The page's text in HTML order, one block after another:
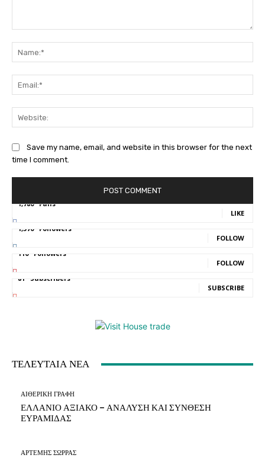
Save my name, email, and website in this browser for the next
time I comment.
1,780 Fans
LIKE
1,570
Followers
FOLLOW
110
Followers
FOLLOW
81
Subscribers
SUBSCRIBE
ΤΕΛΕΥΤΑΙΑ ΝΕΑ
ΑΙΘΕΡΙΚΗ ΓΡΑΦΗ
ΕΛΛΑΝΙΟ ΑΞΙΑΚΟ – ΑΝΑΛΥΣΗ ΚΑΙ ΣΥΝΘΕΣΗ
ΕΥΡΑΜΙΔΑΣ
ΑΡΤΕΜΗΣ ΣΩΡΡΑΣ